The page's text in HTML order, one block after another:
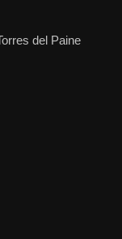
del Paine